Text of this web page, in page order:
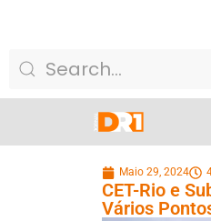
Maio 29, 2024
CET-Rio e
Vários